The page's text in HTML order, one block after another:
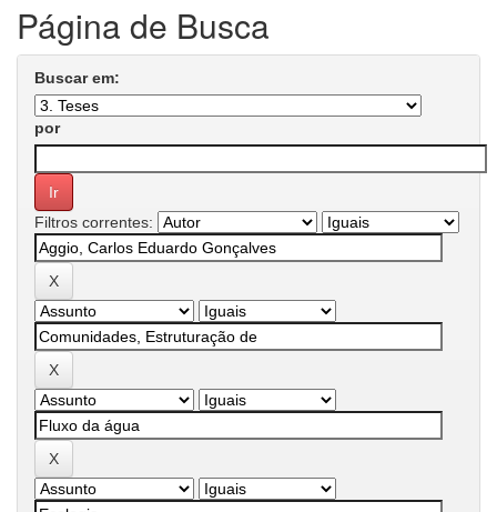
Página de Busca
Buscar em:
por
Filtros correntes: